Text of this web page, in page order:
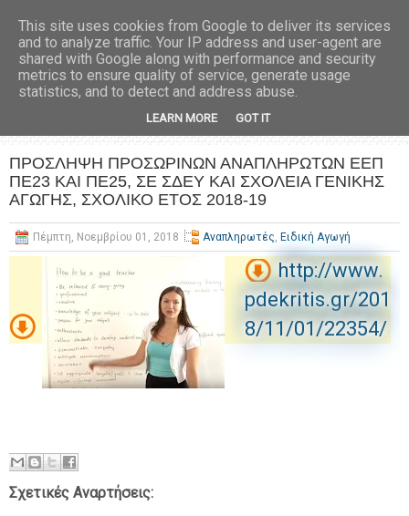
ΠΡΟΣΛΗΨΗ ΠΡΟΣΩΡΙΝΩΝ ΑΝΑΠΛΗΡΩΤΩΝ ΕΕΠ
ΠΕ23 KAI ΠΕ25, ΣΕ ΣΔΕΥ ΚΑΙ ΣΧΟΛΕΙΑ ΓΕΝΙΚΗΣ
ΑΓΩΓΗΣ, ΣΧΟΛΙΚΟ ΕΤΟΣ 2018-19
Πέμπτη, Νοεμβρίου 01, 2018 Αναπληρωτές, Ειδική Αγωγή
http://www.
pdekritis.gr/201
8/11/01/22354/
Σχετικές Αναρτήσεις:
This site uses cookies from Google to deliver its services
and to analyze traffic. Your IP address and user-agent are
shared with Google along with performance and security
metrics to ensure quality of service, generate usage
statistics, and to detect and address abuse.
LEARN MORE GOT IT